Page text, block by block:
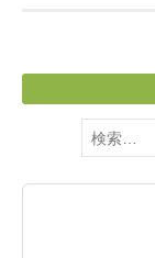
検
索: